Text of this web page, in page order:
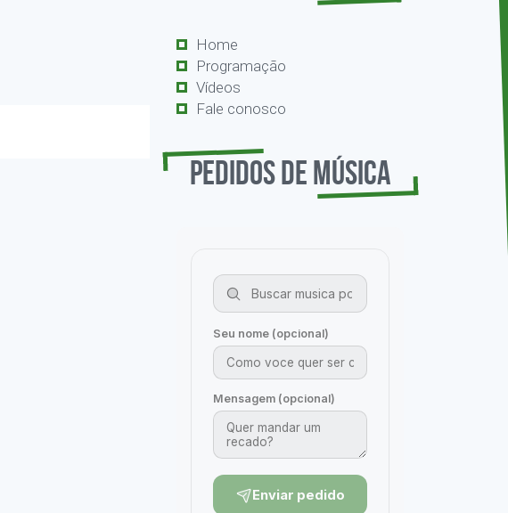
Home
Programação
Vídeos
Fale conosco
Pedidos de Música